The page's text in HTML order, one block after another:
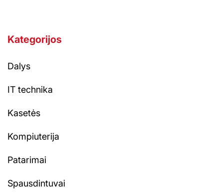
Kategorijos
Dalys
IT technika
Kasetės
Kompiuterija
Patarimai
Spausdintuvai